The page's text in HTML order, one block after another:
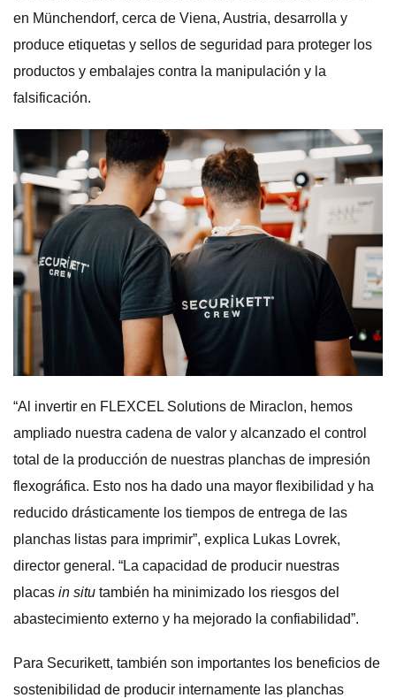
en Münchendorf, cerca de Viena, Austria, desarrolla y
produce etiquetas y sellos de seguridad para proteger los
productos y embalajes contra la manipulación y la
falsificación.
“Al invertir en FLEXCEL Solutions de Miraclon, hemos
ampliado nuestra cadena de valor y alcanzado el control
total de la producción de nuestras planchas de impresión
flexográfica. Esto nos ha dado una mayor flexibilidad y ha
reducido drásticamente los tiempos de entrega de las
planchas listas para imprimir”, explica Lukas Lovrek,
director general. “La capacidad de producir nuestras
placas in situ también ha minimizado los riesgos del
abastecimiento externo y ha mejorado la confiabilidad”.
Para Securikett, también son importantes los beneficios de
sostenibilidad de producir internamente las planchas